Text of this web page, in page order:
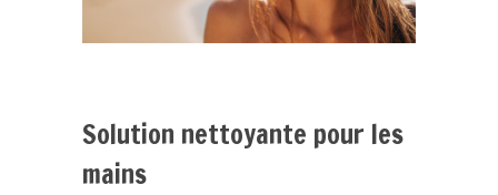
Solution nettoyante pour les
mains